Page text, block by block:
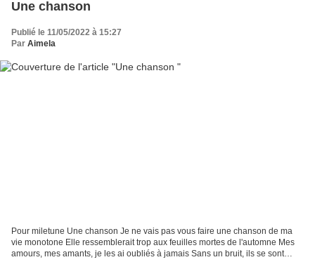
Une chanson
Publié le 11/05/2022 à 15:27
Par Aimela
Pour miletune Une chanson Je ne vais pas vous faire une chanson de ma
vie monotone Elle ressemblerait trop aux feuilles mortes de l'automne Mes
amours, mes amants, je les ai oubliés à jamais Sans un bruit, ils se sont